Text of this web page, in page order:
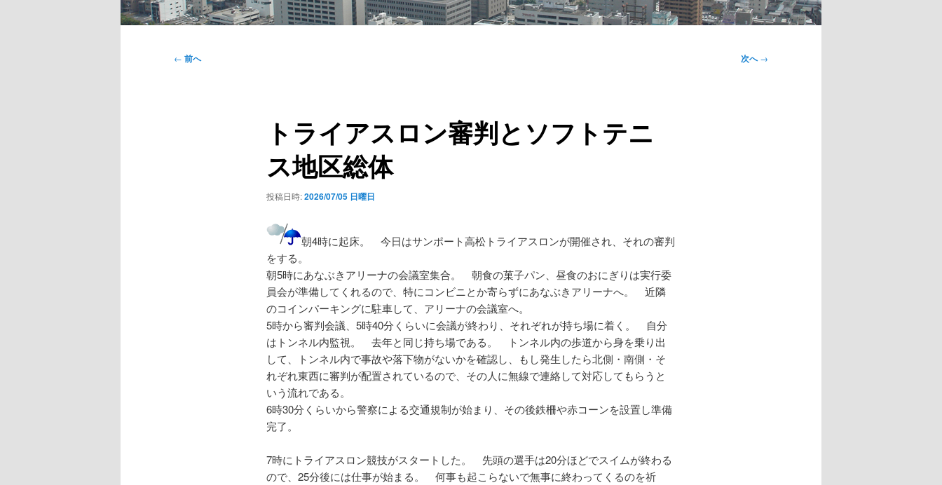
投
← 前へ 次へ→
トライアスロン審判とソフトテニ
ス地区総体
投稿日時:2026/07/05 日曜日
朝4時に起床。 今日はサンポート高松トライアスロンが開催され、それの審判
をする。
朝5時にあなぶきアリーナの会議室集合。 朝食の菓子パン、昼食のおにぎりは実行委
員会が準備してくれるので、特にコンビニとか寄らずにあなぶきアリーナへ。 近隣
のコインパーキングに駐車して、アリーナの会議室へ。
5時から審判会議、5時40分くらいに会議が終わり、それぞれが持ち場に着く。 自分
はトンネル内監視。 去年と同じ持ち場である。 トンネル内の歩道から身を乗り出
して、トンネル内で事故や落下物がないかを確認し、もし発生したら北側・南側・そ
れぞれ東西に審判が配置されているので、その人に無線で連絡して対応してもらうと
いう流れである。
6時30分くらいから警察による交通規制が始まり、その後鉄柵や赤コーンを設置し準備
完了。
7時にトライアスロン競技がスタートした。 先頭の選手は20分ほどでスイムが終わる
ので、25分後には仕事が始まる。 何事も起こらないで無事に終わってくるのを祈